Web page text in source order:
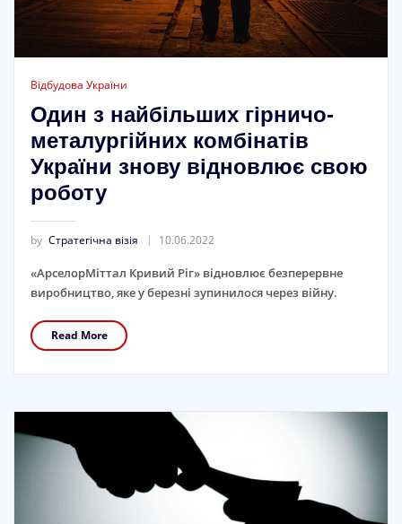
Відбудова України
Один з найбільших гірничо-
металургійних комбінатів
України знову відновлює свою
роботу
by Стратегічна візія 10.06.2022
«АрселорМіттал Кривий Ріг» відновлює безперервне
виробництво, яке у березні зупинилося через війну.
Read More